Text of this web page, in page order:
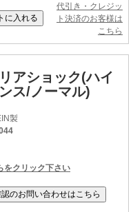
代引き・クレジッ
ト決済のお客様は
こちら
アショック(ハイ
ス/ノーマル)
製
をクリック下さい